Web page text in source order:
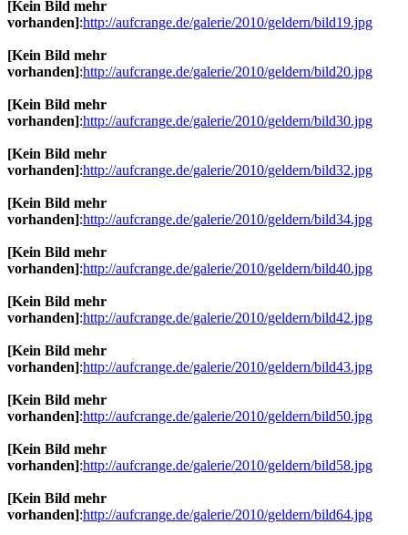
[Kein Bild mehr
vorhanden]:http://aufcrange.de/galerie/2010/geldern/bild19.jpg
[Kein Bild mehr
vorhanden]:http://aufcrange.de/galerie/2010/geldern/bild20.jpg
[Kein Bild mehr
vorhanden]:http://aufcrange.de/galerie/2010/geldern/bild30.jpg
[Kein Bild mehr
vorhanden]:http://aufcrange.de/galerie/2010/geldern/bild32.jpg
[Kein Bild mehr
vorhanden]:http://aufcrange.de/galerie/2010/geldern/bild34.jpg
[Kein Bild mehr
vorhanden]:http://aufcrange.de/galerie/2010/geldern/bild40.jpg
[Kein Bild mehr
vorhanden]:http://aufcrange.de/galerie/2010/geldern/bild42.jpg
[Kein Bild mehr
vorhanden]:http://aufcrange.de/galerie/2010/geldern/bild43.jpg
[Kein Bild mehr
vorhanden]:http://aufcrange.de/galerie/2010/geldern/bild50.jpg
[Kein Bild mehr
vorhanden]:http://aufcrange.de/galerie/2010/geldern/bild58.jpg
[Kein Bild mehr
vorhanden]:http://aufcrange.de/galerie/2010/geldern/bild64.jpg